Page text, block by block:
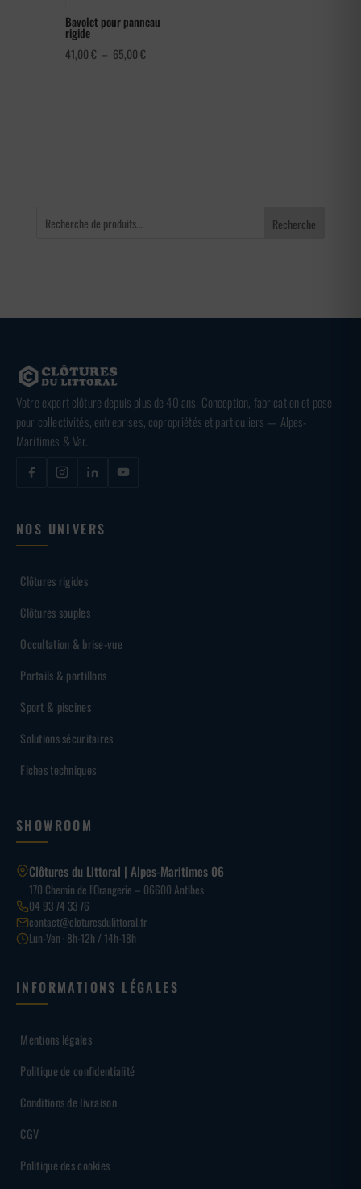
Bavolet pour panneau
rigide
41,00€ – 65,00€Plage
Recherche
Votre expert clôture depuis plus de 40 ans. Conception, fabrication et pose
pour collectivités, entreprises, copropriétés et particuliers — Alpes-
Maritimes & Var.
NOS UNIVERS
Clôtures rigides
Clôtures souples
Occultation & brise-vue
Portails & portillons
Sport & piscines
Solutions sécuritaires
Fiches techniques
SHOWROOM
Clôtures du Littoral | Alpes-Maritimes 06
170 Chemin de l’Orangerie – 06600 Antibes
04 93 74 33 76
contact@cloturesdulittoral.fr
Lun-Ven · 8h-12h / 14h-18h
INFORMATIONS LÉGALES
Mentions légales
Politique de confidentialité
Conditions de livraison
CGV
Politique des cookies